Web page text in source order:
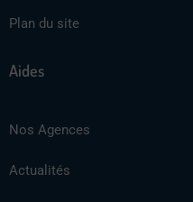
Plan du site
Aides
Nos Agences
Actualités